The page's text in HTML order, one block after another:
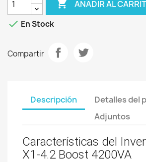
 AÑADIR AL
 En Stock
Compartir
Descripción
Detalles del
Adjuntos
Características del
X1-4.2 Boost 4200VA